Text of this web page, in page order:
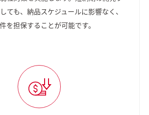
ても、納品スケジュールに影響なく、
を担保することが可能です。